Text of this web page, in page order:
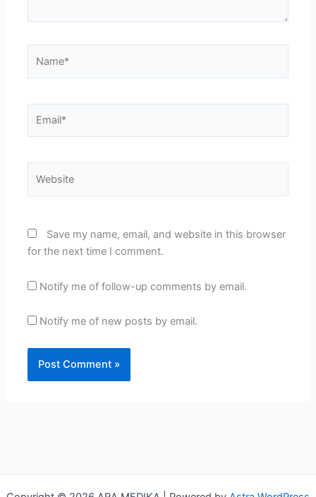
Save my name, email, and website in this browser
for the next time I comment.
Notify me of follow-up comments by email.
Notify me of new posts by email.